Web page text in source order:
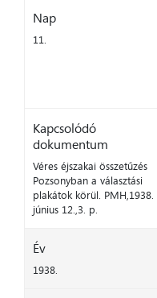
Nap
11.
Kapcsolódó
dokumentum
Véres éjszakai összetűzés
Pozsonyban a választási
plakátok körül. PMH,1938.
június 12.,3. p.
Év
1938.